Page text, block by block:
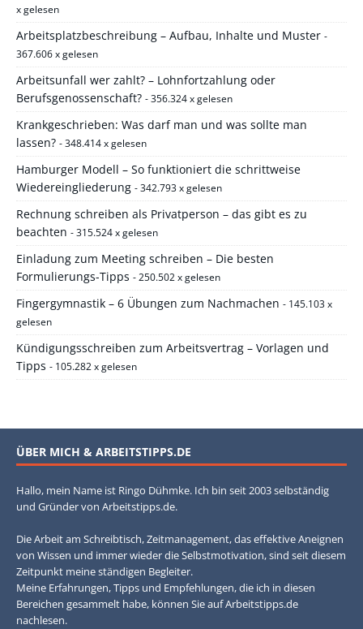
x gelesen
Arbeitsplatzbeschreibung – Aufbau, Inhalte und Muster -
367.606 x gelesen
Arbeitsunfall wer zahlt? – Lohnfortzahlung oder
Berufsgenossenschaft? - 356.324 x gelesen
Krankgeschrieben: Was darf man und was sollte man
lassen? - 348.414 x gelesen
Hamburger Modell – So funktioniert die schrittweise
Wiedereingliederung - 342.793 x gelesen
Rechnung schreiben als Privatperson – das gibt es zu
beachten - 315.524 x gelesen
Einladung zum Meeting schreiben – Die besten
Formulierungs-Tipps - 250.502 x gelesen
Fingergymnastik – 6 Übungen zum Nachmachen - 145.103 x
gelesen
Kündigungsschreiben zum Arbeitsvertrag – Vorlagen und
Tipps - 105.282 x gelesen
ÜBER MICH & ARBEITSTIPPS.DE
Hallo, mein Name ist Ringo Dühmke. Ich bin seit 2003 selbständig
und Gründer von Arbeitstipps.de.
Die Arbeit am Schreibtisch, Zeitmanagement, das effektive Aneignen
von Wissen und immer wieder die Selbstmotivation, sind seit diesem
Zeitpunkt meine ständigen Begleiter.
Meine Erfahrungen, Tipps und Empfehlungen, die ich in diesen
Bereichen gesammelt habe, können Sie auf Arbeitstipps.de
nachlesen.